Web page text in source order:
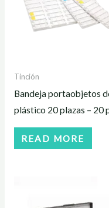
Tinción
Bandeja portaobjetos
plástico 20 plazas – 20
READ MORE